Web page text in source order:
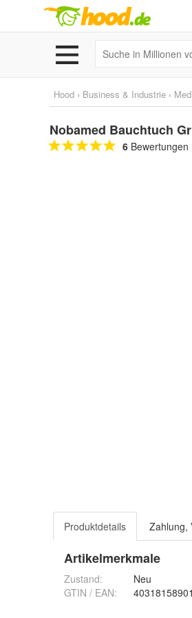
Hood › Business & Industrie ›
Nobamed Bauchtuch
6 Bewertungen
Produktdetails Zahlung,
Artikelmerkmale
Zustand:
Neu
GTIN / EAN: